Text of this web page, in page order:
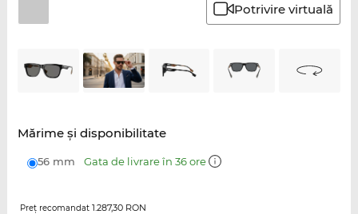
Potrivire virtuală
Mărime şi disponibilitate
56 mm Gata de livrare în 36 ore
Preţ recomandat 1.287,30 RON